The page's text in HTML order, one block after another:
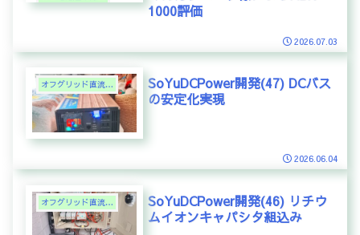
1000評価
2026.07.03
オフグリッド直流電力
SoYuDCPower開発(47) DCバス
の安定化実現
2026.06.04
オフグリッド直流電力
SoYuDCPower開発(46) リチウ
ムイオンキャパシタ組込み